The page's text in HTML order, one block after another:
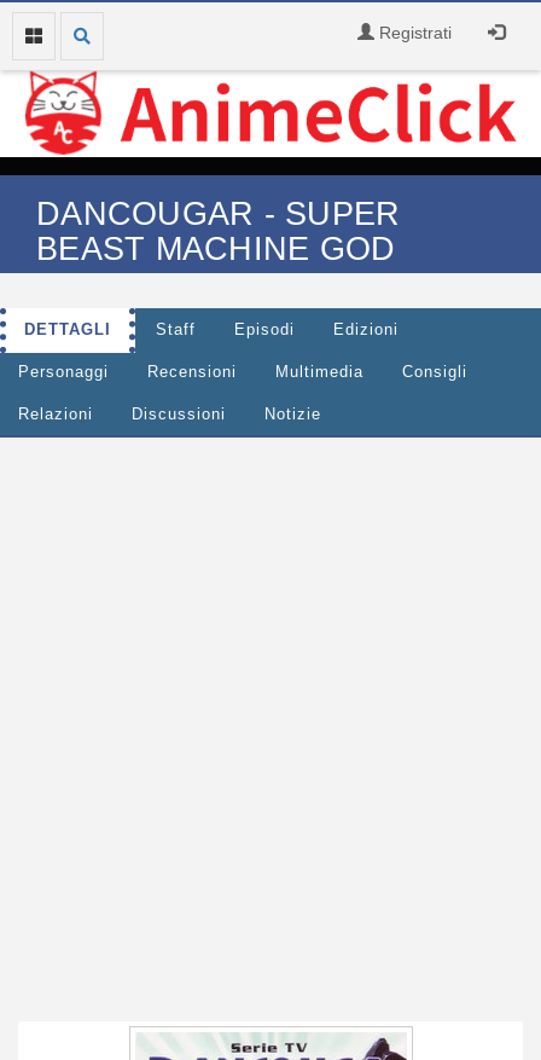
Registrati
DANCOUGAR - SUPER
BEAST MACHINE GOD
DETTAGLI Staff Episodi Edizioni
Personaggi Recensioni Multimedia Consigli
Relazioni Discussioni Notizie